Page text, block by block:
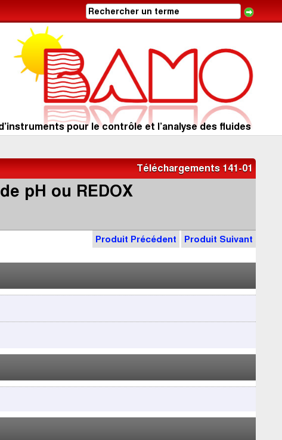
pour le contrôle et l’analyse des fluides
Téléchargements 141-01
pH ou REDOX
Produit Précédent Produit Suivant